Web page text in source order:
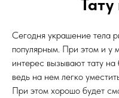
Тату
Сегодня украшение тела
популярным. При этом и у
интерес вызывают тату
ведь на нем легко
При этом хорошо будет